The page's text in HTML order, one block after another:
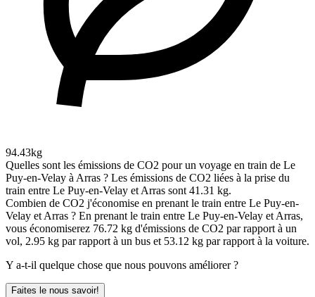
94.43kg
Quelles sont les émissions de CO2 pour un voyage en train de Le
Puy-en-Velay à Arras ? Les émissions de CO2 liées à la prise du
train entre Le Puy-en-Velay et Arras sont 41.31 kg.
Combien de CO2 j'économise en prenant le train entre Le Puy-en-
Velay et Arras ? En prenant le train entre Le Puy-en-Velay et Arras,
vous économiserez 76.72 kg d'émissions de CO2 par rapport à un
vol, 2.95 kg par rapport à un bus et 53.12 kg par rapport à la voiture.
Y a-t-il quelque chose que nous pouvons améliorer ?
Faites le nous savoir!